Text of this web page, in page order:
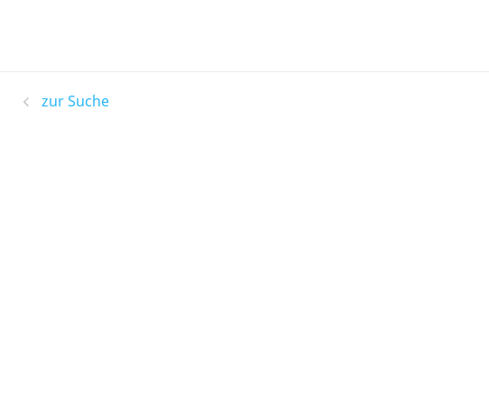
zur Suche